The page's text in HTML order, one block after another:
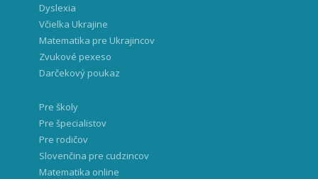
Dyslexia
Včielka Ukrajine
Matematika pre Ukrajincov
Zvukové pexeso
Darčekový poukaz
Pre školy
Pre špecialistov
Pre rodičov
Slovenčina pre cudzincov
Matematika online